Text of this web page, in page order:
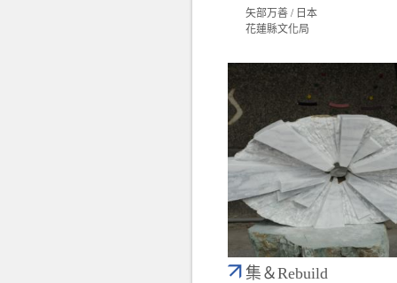
矢部万善 / 日本
花蓮縣文化局
集＆Rebuild